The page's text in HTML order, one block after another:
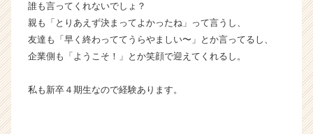
カ
ウ
ト
が
就
誰も言ってくれないでしょ？
親も「とりあえず決まってよかったね」って言うし、
友達も「早く終わっててうらやましい〜」とか言ってるし、
企業側も「ようこそ！」とか笑顔で迎えてくれるし。
私も新卒４期生なので経験あります。